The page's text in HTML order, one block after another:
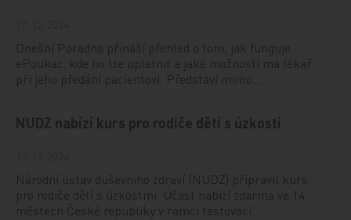
Dnešní Poradna přináší přehled o tom, jak funguje
ePoukaz, kde ho lze uplatnit a jaké možnosti má lékař
při jeho předání pacientovi. Představí mimo…
NUDZ nabízí kurs pro rodiče dětí s úzkostí
Národní ústav duševního zdraví (NUDZ) připravil kurs
pro rodiče dětí s úzkostmi. Účast nabízí zdarma ve 14
městech České republiky v rámci testovací…